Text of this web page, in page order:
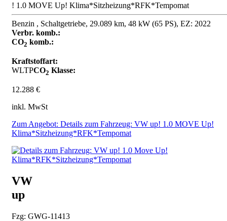
! 1.0 MOVE Up! Klima*Sitzheizung*RFK*Tempomat
Benzin , Schaltgetriebe, 29.089 km, 48 kW (65 PS), EZ: 2022
Verbr. komb.:
CO2 komb.:
Kraftstoffart:
WLTPCO2 Klasse:
12.288 €
inkl. MwSt
Zum Angebot: Details zum Fahrzeug: VW up! 1.0 MOVE Up!
Klima*Sitzheizung*RFK*Tempomat
VW
up
Fzg: GWG-11413